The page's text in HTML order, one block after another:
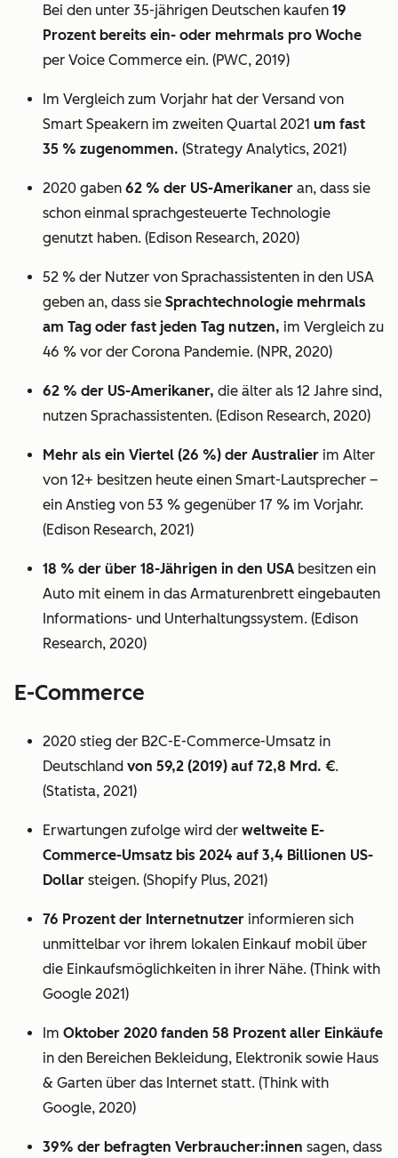
Bei den unter 35-jährigen Deutschen kaufen 19
Prozent bereits ein- oder mehrmals pro Woche
per Voice Commerce ein. (PWC, 2019)
Im Vergleich zum Vorjahr hat der Versand von
Smart Speakern im zweiten Quartal 2021 um fast
35 % zugenommen. (Strategy Analytics, 2021)
2020 gaben 62 % der US-Amerikaner an, dass sie
schon einmal sprachgesteuerte Technologie
genutzt haben. (Edison Research, 2020)
52 % der Nutzer von Sprachassistenten in den USA
geben an, dass sie Sprachtechnologie mehrmals
am Tag oder fast jeden Tag nutzen, im Vergleich zu
46 % vor der Corona Pandemie. (NPR, 2020)
62 % der US-Amerikaner, die älter als 12 Jahre sind,
nutzen Sprachassistenten. (Edison Research, 2020)
Mehr als ein Viertel (26 %) der Australier im Alter
von 12+ besitzen heute einen Smart-Lautsprecher –
ein Anstieg von 53 % gegenüber 17 % im Vorjahr.
(Edison Research, 2021)
18 % der über 18-Jährigen in den USA besitzen ein
Auto mit einem in das Armaturenbrett eingebauten
Informations- und Unterhaltungssystem. (Edison
Research, 2020)
E-Commerce
2020 stieg der B2C-E-Commerce-Umsatz in
Deutschland von 59,2 (2019) auf 72,8 Mrd. €.
(Statista, 2021)
Erwartungen zufolge wird der weltweite E-
Commerce-Umsatz bis 2024 auf 3,4 Billionen US-
Dollar steigen. (Shopify Plus, 2021)
76 Prozent der Internetnutzer informieren sich
unmittelbar vor ihrem lokalen Einkauf mobil über
die Einkaufsmöglichkeiten in ihrer Nähe. (Think with
Google 2021)
Im Oktober 2020 fanden 58 Prozent aller Einkäufe
in den Bereichen Bekleidung, Elektronik sowie Haus
& Garten über das Internet statt. (Think with
Google, 2020)
39% der befragten Verbraucher:innen sagen, dass